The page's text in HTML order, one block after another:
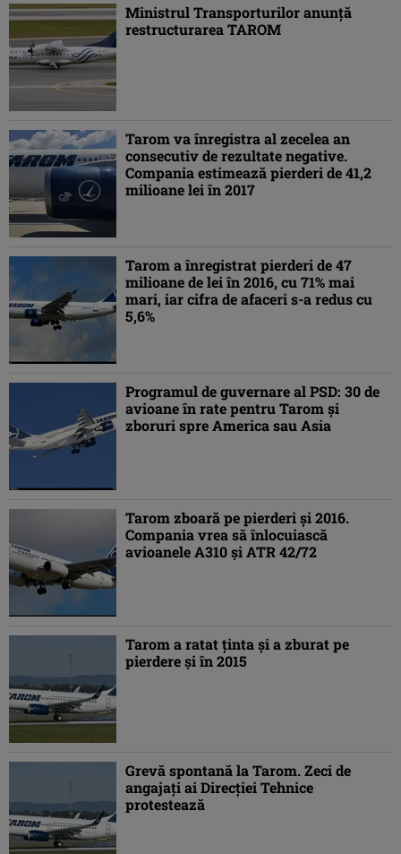
Ministrul Transporturilor anunță
restructurarea TAROM
Tarom va înregistra al zecelea an
consecutiv de rezultate negative.
Compania estimează pierderi de 41,2
milioane lei în 2017
Tarom a înregistrat pierderi de 47
milioane de lei în 2016, cu 71% mai
mari, iar cifra de afaceri s-a redus cu
5,6%
Programul de guvernare al PSD: 30 de
avioane în rate pentru Tarom şi
zboruri spre America sau Asia
Tarom zboară pe pierderi şi 2016.
Compania vrea să înlocuiască
avioanele A310 şi ATR 42/72
Tarom a ratat ţinta şi a zburat pe
pierdere şi în 2015
Grevă spontană la Tarom. Zeci de
angajaţi ai Direcţiei Tehnice
protestează